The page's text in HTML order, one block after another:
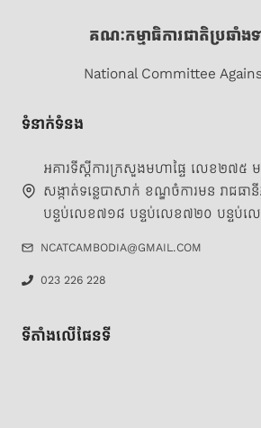
គណៈកម្មាធិការជាតិប្រឆាំង
National Committee
ទំនាក់ទំនង
អគារទីស្តីការក្រសួងមហាផ្ទៃ លេខ២៧៥ ម
សង្កាត់ទន្លេបាសាក់ ខណ្ឌចំការមន រាជធា
បន្ទប់លេខ៧១៨ បន្ទប់លេខ៧២០ បន្ទប់
NCATCAMBODIA@GMAIL.COM
023 226 228
ទីតាំងលើផែនទី